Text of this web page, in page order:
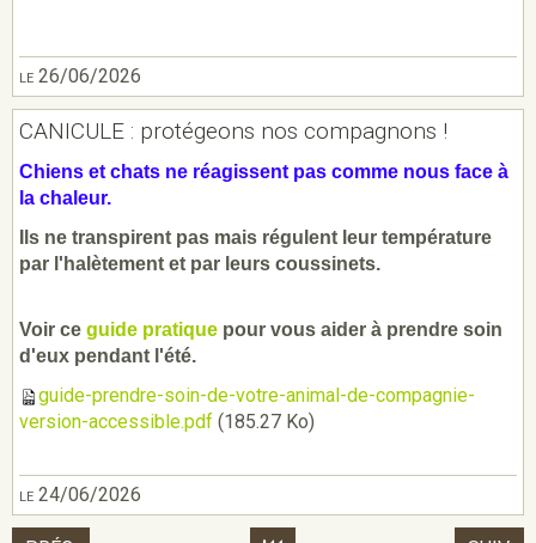
le 26/06/2026
CANICULE : protégeons nos compagnons !
le 24/06/2026
Chiens et chats ne réagissent pas comme nous face à
la chaleur.
Ils ne transpirent pas mais régulent leur température
par l'halètement et par leurs coussinets.
Voir ce guide pratique pour vous aider à prendre soin
d'eux pendant l'été.
guide-prendre-soin-de-votre-animal-de-compagnie-
version-accessible.pdf (185.27 Ko)